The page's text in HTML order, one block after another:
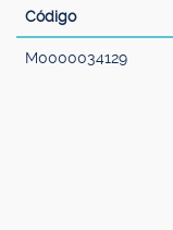
Código
M0000034129